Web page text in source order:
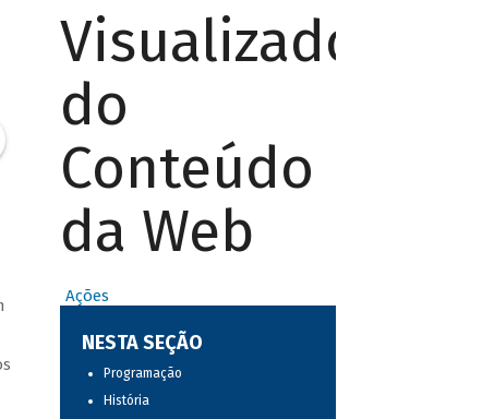
Visualizador
do
Conteúdo
da Web
Ações
NESTA SEÇÃO
Programação
História